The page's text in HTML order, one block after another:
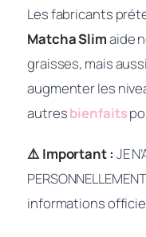
Les fabricants
Matcha Slimaide
graisses, mais
augmenter les
autresbienfaits
⚠️ Important : JE
informations